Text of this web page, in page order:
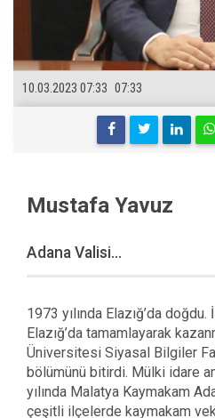
07:33
10.03.2023 07:33
Mustafa Yavuz
Adana Valisi...
1973 yılında Elazığ’da
Elazığ’da tamamlayarak
Üniversitesi Siyasal Bilgiler
bölümünü bitirdi. Mülki idare
yılında Malatya Kaymakam
çeşitli ilçelerde kaymakam